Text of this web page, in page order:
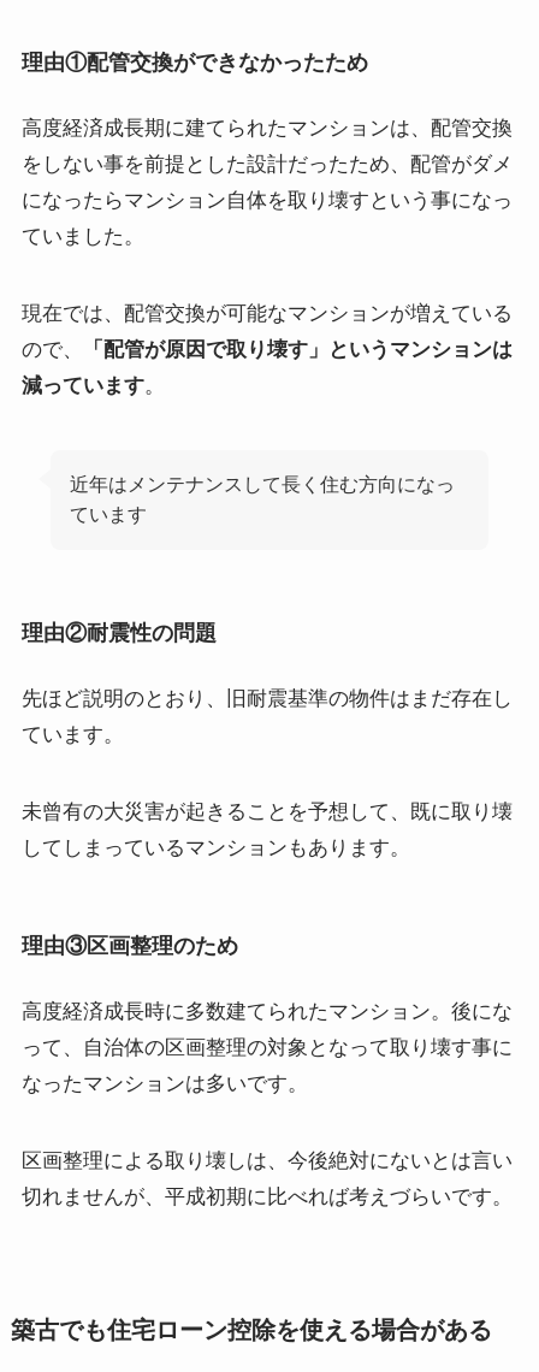
理由①配管交換ができなかったため
高度経済成長期に建てられたマンションは、配管交換
をしない事を前提とした設計だったため、配管がダメ
になったらマンション自体を取り壊すという事になっ
ていました。
現在では、配管交換が可能なマンションが増えている
ので、
「配管が原因で取り壊す」というマンションは
減っています。
近年はメンテナンスして長く住む方向になっ
ています
理由②耐震性の問題
先ほど説明のとおり、旧耐震基準の物件はまだ存在し
ています。
未曾有の大災害が起きることを予想して、既に取り壊
してしまっているマンションもあります。
理由③区画整理のため
高度経済成長時に多数建てられたマンション。後にな
って、自治体の区画整理の対象となって取り壊す事に
なったマンションは多いです。
区画整理による取り壊しは、今後絶対にないとは言い
切れませんが、平成初期に比べれば考えづらいです。
築古でも住宅ローン控除を使える場合がある